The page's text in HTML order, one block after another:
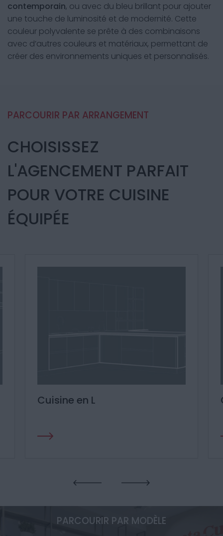
contemporain, ou avec du bleu brillant pour ajouter
une touche de luminosité et de modernité. Cette
couleur polyvalente se prête à des combinaisons
avec d’autres couleurs et matériaux, permettant de
créer des environnements uniques et personnalisés.
PARCOURIR PAR ARRANGEMENT
CHOISISSEZ
L'AGENCEMENT PARFAIT
POUR VOTRE CUISINE
ÉQUIPÉE
Cuisine avec îlot central
PARCOURIR PAR MODÈLE